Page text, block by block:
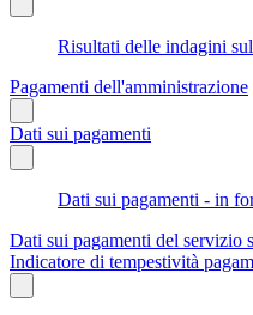
Risultati delle indagini
Pagamenti dell'amministrazione
Dati sui pagamenti
Dati sui pagamenti - in
Dati sui pagamenti del servizio
Indicatore di tempestività